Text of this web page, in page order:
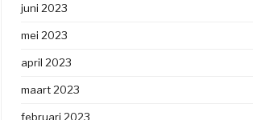
juni 2023
mei 2023
april 2023
maart 2023
februari 2023